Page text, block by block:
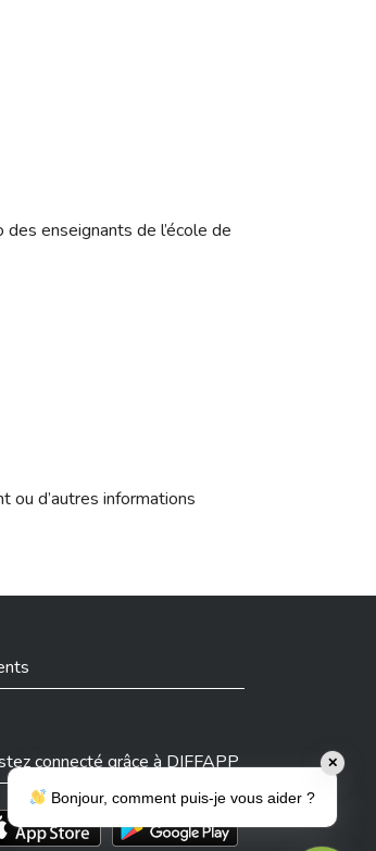
enseignants de l’école de
ou d’autres informations
connecté grâce à DIFFAPP
l'app sur l'App Store
Téléchargez l'app sur Play Store
✕
Bonjour, comment puis-je vous aider ?